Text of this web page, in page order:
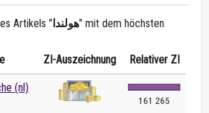
Artikels "هولندا" mit dem höchsten
ZI-Auszeichnung Relativer ZI
(nl)
161 265